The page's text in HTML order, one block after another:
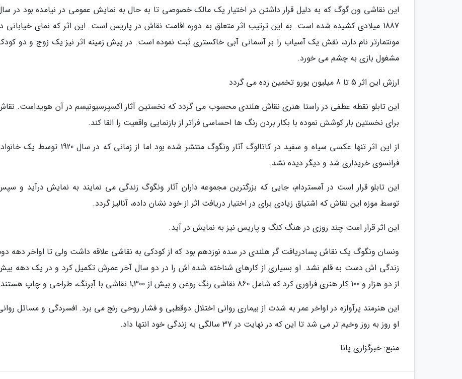
این نقاشی ون گوگ که به دلیل قرار داشتن در اختیار یک مالک خصوصی تا به حال به نمایش عمومی در نیامده بود در
1887 میلادی کشیده شده است. به این ترتیب اثر متعلق به دوره اقامت نقاش در پاریس است. این اثر که نمای خیابانی
مونتمارتر نام دارد، نقش یک آسیاب را بر آسمانی آبی خاکستری ثبت نموده است. در پیش زمینه اثر نیز یک زوج و دو
مشغول بازی به چشم می خورد.
ارزش این اثر 5 تا 8 میلیون یورو تخمین زده می گردد
این تابلو نقطه عطفی در راستا هنری نقاش هلندی محسوب می گردد که نخستین آثار اکسپرسیونیسم در آن هویداست.
برای نخستین بار کوشش نموده با بکار بردن رنگ ها احساسی فراتر از بازنمایی واقعیت را القا کند.
از این اثر تنها عکسی سیاه و سفید در کاتالوگ آثار ونگوگ منتشر شده بود اما از زمانی که در سال 1920 توسط
فرانسوی خریداری شد و دیگر دیده نشد.
این تابلو قرار است در آمستردام، جایی که بزرگترین مجموعه داران آثار ونگوگ زندگی می نمایند به نمایش درآید و
توسط موزه این نقاش که اشتیاق زیادی برای در اختیار دریافت اثر از خود نشان داده، آنالیز گردد.
این اثر قرار است چند روزی در هنگ کنگ و پاریس نیز به نمایش در آید.
ونسان ونگوگ یک نقاش پسادریافت گر هلندی در سده نوزدهم بود که از کودکی به نقاشی علاقه داشت ولی تا اواخر دهه
زندگی اش دست به قلم نشد. او بسیاری از کارهای شناخته شده اش را در دو سال آخر عمرش تکمیل کرد و در یک دهه
از دو هزار و 100 کار هنری فراوری کرد که شامل 860 نقاشی رنگ روغن و بیش از 1٬300 نقاشی با آبرنگ، طراحی و چاپ هستند.
این هنرمند پرآوازه در اواخر عمر به شدت از بیماری روانی اختلال دوقطبی و فشار روحی رنج می برد. افسردگی و مسائل
او روز به روز وخیم تر می شد تا این که در نهایت در 37 سالگی به زندگی خود انتها داد.
منبع: خبرگزاری پانا